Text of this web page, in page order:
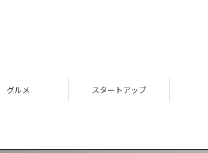
グルメ スタートアップ